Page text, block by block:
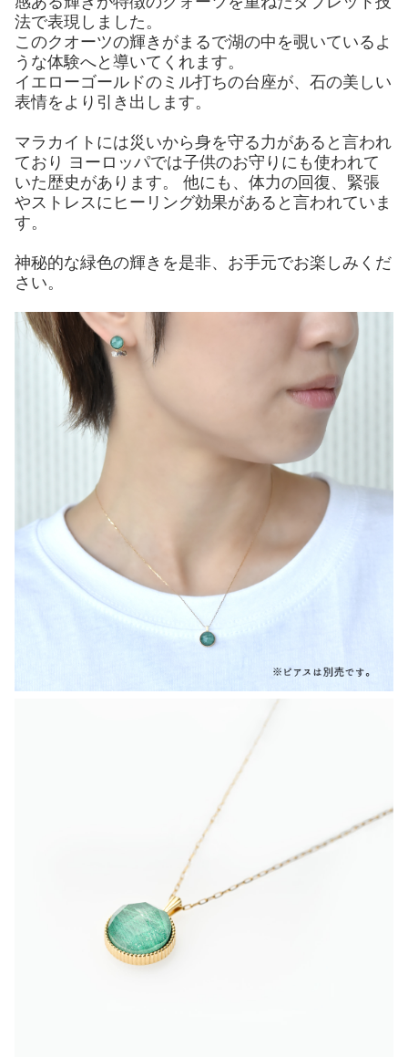
法で表現しました。
このクオーツの輝きがまるで湖の中を覗いているよ
うな体験へと導いてくれます。
イエローゴールドのミル打ちの台座が、石の美しい
表情をより引き出します。
マラカイトには災いから身を守る力があると言われ
ており ヨーロッパでは子供のお守りにも使われて
いた歴史があります。 他にも、体力の回復、緊張
やストレスにヒーリング効果があると言われていま
す。
神秘的な緑色の輝きを是非、お手元でお楽しみくだ
さい。